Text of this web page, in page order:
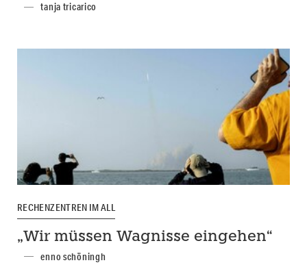
tanja tricarico
RECHENZENTREN IM ALL
„Wir müssen Wagnisse eingehen“
enno schöningh